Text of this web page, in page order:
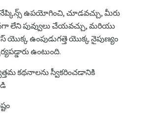
ఉపయోగించి, చూడవచ్చు, మీరు
లేని పువ్వులు చేయవచ్చు, మరియు
యొక్క ఉంపుడుగత్తె యొక్క నైపుణ్యం
ఉంటుంది.
కథనాలను స్వీకరించడానికి